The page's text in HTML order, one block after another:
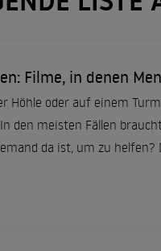
Filme, in denen
Höhle oder auf einem
den meisten Fällen
da ist, um zu helfen?